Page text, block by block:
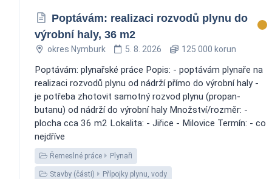
Poptávám: realizaci rozvodů plynu do
výrobní haly, 36 m2
okres Nymburk 5. 8. 2026 125 000 korun
Poptávám: plynařské práce Popis: - poptávám plynaře na
realizaci rozvodů plynu od nádrží přímo do výrobní haly -
je potřeba zhotovit samotný rozvod plynu (propan-
butanu) od nádrží do výrobní haly Množství/rozměr: -
plocha cca 36 m2 Lokalita: - Jiřice - Milovice Termín: - co
nejdříve
Řemeslné práce Plynaři
Stavby (části) Přípojky plynu, vody